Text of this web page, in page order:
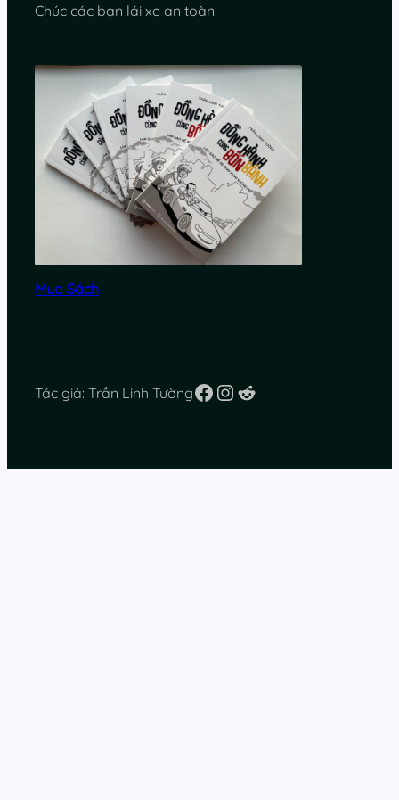
Chúc các bạn lái xe an toàn!
Mua Sách
Tác giả: Trần Linh TườngFacebook
Instagram
Reddit